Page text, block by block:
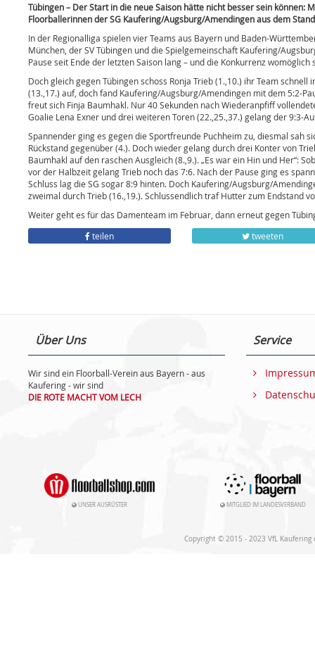
Tübingen – Der Start in die neue Saison hätte nicht besser sein können:
Floorballerinnen der SG Kaufering/Augsburg/Amendingen aus dem
In der Regionalliga spielen vier Teams aus Bayern und Baden-
München, der SV Tübingen und die Spielgemeinschaft Kaufering/
Pause seit Ende der letzten Saison lang – und die Konkurrenz
Doch gleich gegen Tübingen schoss Ronja Trieb (1.,10.) ihr Team
(13.,17.) auf, doch fand Kaufering/Augsburg/Amendingen mit dem 5:2-
freut sich Finja Baumhakl. Nur 40 Sekunden nach Wiederanpfiff
Goalie Lena Exner und drei weiteren Toren (22.,25.,37.) gelang der 9:3-
Spannender ging es gegen die Sportfreunde Puchheim zu, diesmal sah
Rückstand gegenüber (4.). Doch wieder gelang durch drei Konter von
Baumhakl auf den raschen Ausgleich (8.,9.). „Es war ein Hin und Her“:
vor der Halbzeit gelang Trieb noch das 7:6. Nach der Pause ging es
Schluss lag die SG sogar 8:9 hinten. Doch Kaufering/Augsburg/
zweimal durch Trieb (16.,19.). Schlussendlich traf Hutter zum Endstand
Weiter geht es für das Damenteam im Februar, dann erneut gegen
teilen
tweeten
Über Uns
Wir sind ein Floorball-Verein aus Bayern - aus
Kaufering - wir sind
DIE ROTE MACHT VOM LECH
Service
UNSER AUSRÜSTER MITGLIED IM LANDESVERBAND
Copyright © 2015 - 2023 VfL